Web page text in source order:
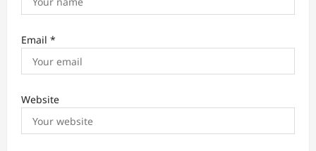
Email *
Website